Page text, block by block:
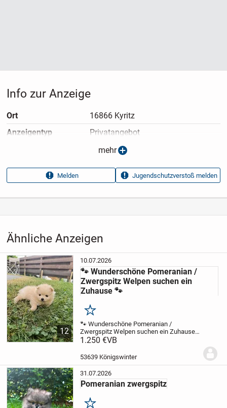
Ähnliche Anzeigen
12
10.07.2026
🐾 Wunderschöne Pomeranian /
Zwergspitz Welpen suchen ein
Zuhause 🐾
Merken
🐾 Wunderschöne Pomeranian /
Zwergspitz Welpen suchen ein Zuhause
🐾 Unsere zauberhaften Pomeranian
03.05.2026 geboren und suchen ab dem
26.07.2026 ein liebevolles...
1.250 €VB
53639 Königswinter
31.07.2026
Pomeranian zwergspitz
Info zur Anzeige
Ort
16866 Kyritz
Anzeigen­typ
Privatangebot
05.08.2026
Anzeigen­kennung
5ac066b1
Aufrufe dieser
50
mehr
Melden Jugendschutzverstoß melden